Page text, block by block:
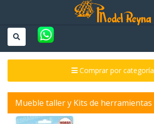
Comprar por categoría
Mueble taller y Kits de herramientas